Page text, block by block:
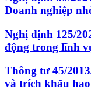
Doanh nghiệp
Nghị định 125/
động trong lĩnh
Thông tư 45/
và trích khấu